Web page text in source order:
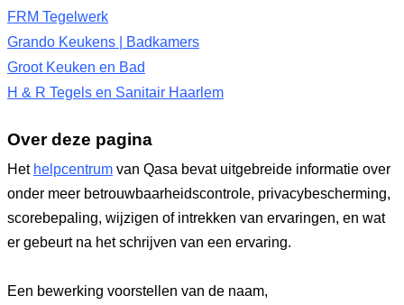
FRM Tegelwerk
Grando Keukens | Badkamers
Groot Keuken en Bad
H & R Tegels en Sanitair Haarlem
Over deze pagina
Het helpcentrum van Qasa bevat uitgebreide informatie over
onder meer betrouwbaarheidscontrole, privacybescherming,
scorebepaling, wijzigen of intrekken van ervaringen, en wat
er gebeurt na het schrijven van een ervaring.
Een bewerking voorstellen van de naam,